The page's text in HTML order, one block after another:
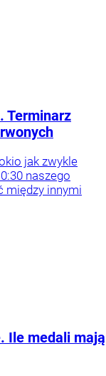
Terminarz
jak zwykle
naszego
między innymi
Ile medali mają